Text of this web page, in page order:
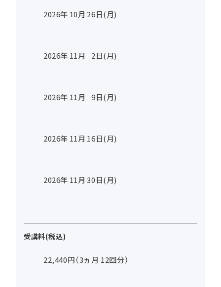
2026年 10月 26日(月)
2026年 11月 2日(月)
2026年 11月 9日(月)
2026年 11月 16日(月)
2026年 11月 30日(月)
受講料(税込)
22,440円（3ヵ月 12回分）